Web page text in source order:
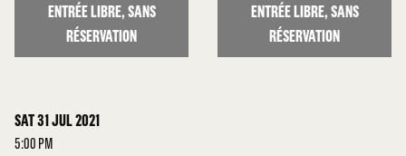
ENTRÉE LIBRE, SANS
RÉSERVATION
ENTRÉE LIBRE, SANS
RÉSERVATION
SAT 31 JUL 2021
5:00 PM